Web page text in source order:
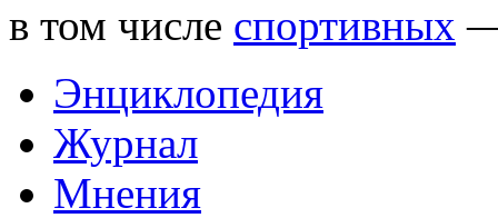
в том числе спортивных
Энциклопедия
Журнал
Мнения